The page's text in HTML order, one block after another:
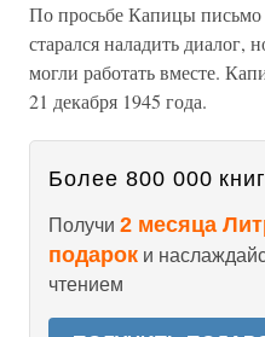
По просьбе Капицы письмо
старался наладить диалог,
могли работать вместе.
21 декабря 1945 года.
Более 800 000
Получи 2 месяца
подарок и
чтением